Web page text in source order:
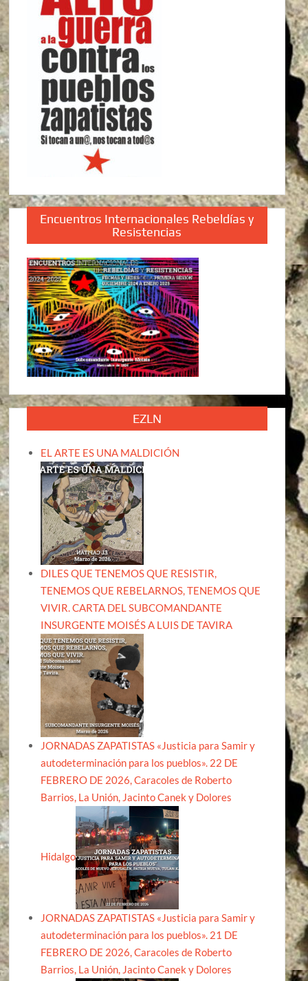
Encuentros Internacionales Rebeldías y
Resistencias
EZLN
EL ARTE ES UNA MALDICIÓN
DILES QUE TENEMOS QUE RESISTIR,
TENEMOS QUE REBELARNOS, TENEMOS QUE
VIVIR. CARTA DEL SUBCOMANDANTE
INSURGENTE MOISÉS A LUIS DE TAVIRA
JORNADAS ZAPATISTAS «Justicia para Samir y
autodeterminación para los pueblos». 22 DE
FEBRERO DE 2026, Caracoles de Roberto
Barrios, La Unión, Jacinto Canek y Dolores
Hidalgo
JORNADAS ZAPATISTAS «Justicia para Samir y
autodeterminación para los pueblos». 21 DE
FEBRERO DE 2026, Caracoles de Roberto
Barrios, La Unión, Jacinto Canek y Dolores